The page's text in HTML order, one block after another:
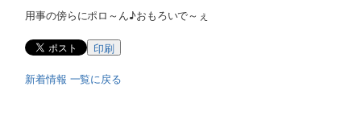
用事の傍らにポロ～ん♪おもろいで～ぇ
印刷
新着情報 一覧に戻る